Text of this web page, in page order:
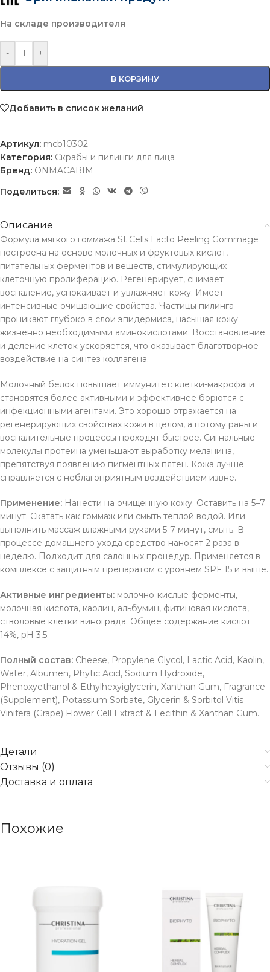
На складе производителя
- +
В КОРЗИНУ
Добавить в список желаний
Артикул: mcb10302
Категория: Скрабы и пилинги для лица
Бренд: ONMACABIM
Поделиться:
Описание
Формула мягкого гоммажа St Cells Lacto Peeling Gommage
построена на основе молочных и фруктовых кислот,
питательных ферментов и веществ, стимулирующих
клеточную пролиферацию. Регенерирует, снимает
воспаление, успокаивает и увлажняет кожу. Имеет
интенсивные очищающие свойства. Частицы пилинга
проникают глубоко в слои эпидермиса, насыщая кожу
жизненно необходимыми аминокислотами. Восстановление
и деление клеток ускоряется, что оказывает благотворное
воздействие на синтез коллагена.
Молочный белок повышает иммунитет: клетки-макрофаги
становятся более активными и эффективнее борются с
инфекционными агентами. Это хорошо отражается на
регенерирующих свойствах кожи в целом, а потому раны и
воспалительные процессы проходят быстрее. Сигнальные
молекулы протеина уменьшают выработку меланина,
препятствуя появлению пигментных пятен. Кожа лучше
справляется с неблагоприятным воздействием извне.
Применение: Нанести на очищенную кожу. Оставить на 5–7
минут. Скатать как гоммаж или смыть теплой водой. Или
выполнить массаж влажными руками 5-7 минут, смыть. В
процессе домашнего ухода средство наносят 2 раза в
неделю. Подходит для салонных процедур. Применяется в
комплексе с защитным препаратом с уровнем SPF 15 и выше.
Активные ингредиенты: молочно-кислые ферменты,
молочная кислота, каолин, альбумин, фитиновая кислота,
стволовые клетки винограда. Общее содержание кислот
14%, pH 3,5.
Полный состав: Cheese, Propylene Glycol, Lactic Acid, Kaolin,
Water, Albumen, Phytic Acid, Sodium Hydroxide,
Phenoxyethanol & Ethylhexyiglycerin, Xanthan Gum, Fragrance
(Supplement), Potassium Sorbate, Glycerin & Sorbitol Vitis
Vinifera (Grape) Flower Cell Extract & Lecithin & Xanthan Gum.
Детали
Отзывы (0)
Доставка и оплата
Похожие